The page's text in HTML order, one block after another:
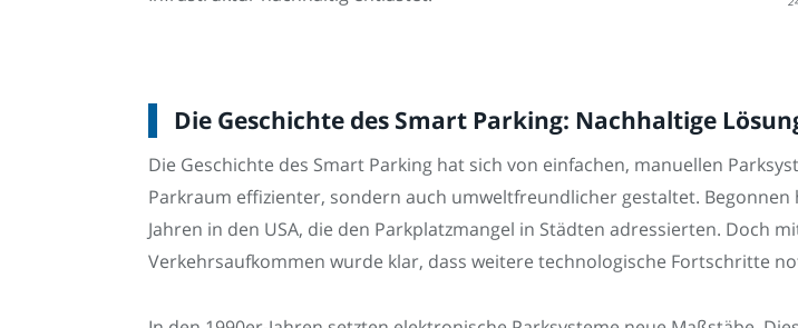
Die Geschichte des Smart Parking: Nachhaltige
Die Geschichte des Smart Parking hat sich von einfachen, manuellen
Parkraum effizienter, sondern auch umweltfreundlicher gestaltet.
Jahren in den USA, die den Parkplatzmangel in Städten adressierten. Doch
Verkehrsaufkommen wurde klar, dass weitere technologische Fortschritte